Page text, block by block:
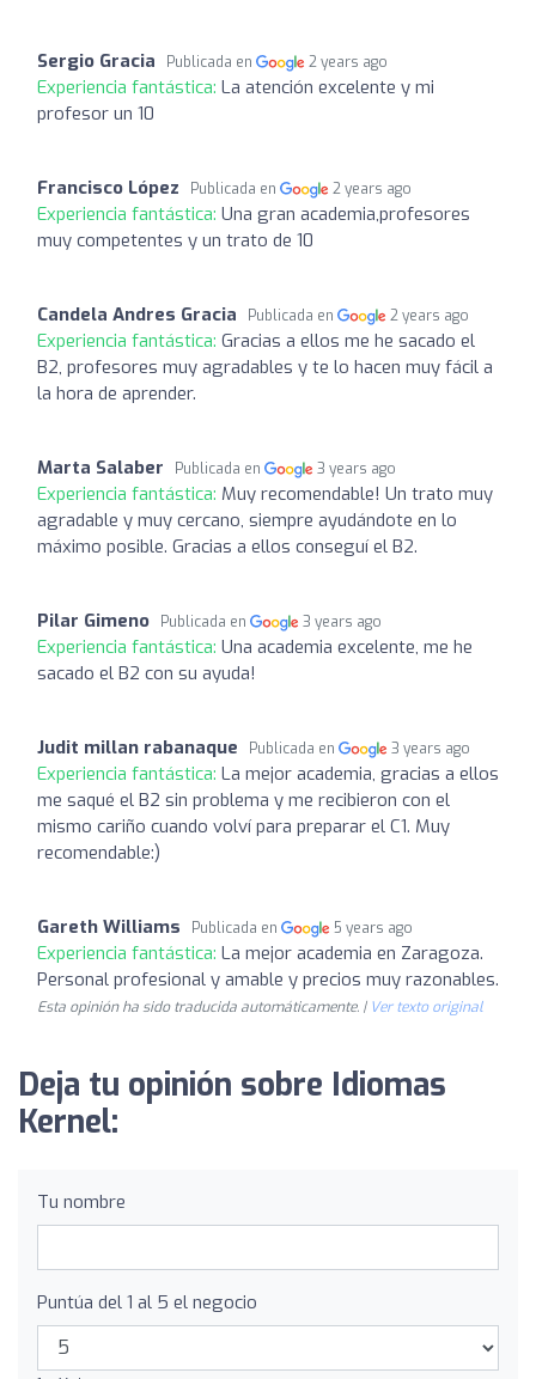
Sergio Gracia Publicada en 2 years ago
Experiencia fantástica: La atención excelente y mi
profesor un 10
Francisco López Publicada en 2 years ago
Experiencia fantástica: Una gran academia,profesores
muy competentes y un trato de 10
Candela Andres Gracia Publicada en 2 years ago
Experiencia fantástica: Gracias a ellos me he sacado el
B2, profesores muy agradables y te lo hacen muy fácil a
la hora de aprender.
Marta Salaber Publicada en 3 years ago
Experiencia fantástica: Muy recomendable! Un trato muy
agradable y muy cercano, siempre ayudándote en lo
máximo posible. Gracias a ellos conseguí el B2.
Pilar Gimeno Publicada en 3 years ago
Experiencia fantástica: Una academia excelente, me he
sacado el B2 con su ayuda!
Judit millan rabanaque Publicada en 3 years ago
Experiencia fantástica: La mejor academia, gracias a ellos
me saqué el B2 sin problema y me recibieron con el
mismo cariño cuando volví para preparar el C1. Muy
recomendable:)
Gareth Williams Publicada en 5 years ago
Experiencia fantástica: La mejor academia en Zaragoza.
Personal profesional y amable y precios muy razonables.
Esta opinión ha sido traducida automáticamente. | Ver texto original
Deja tu opinión sobre Idiomas
Kernel:
Tu nombre
Puntúa del 1 al 5 el negocio